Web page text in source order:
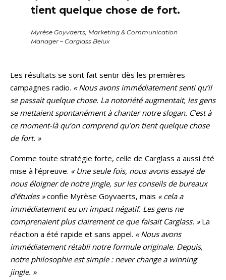
tient quelque chose de fort.
Myrèse Goyvaerts, Marketing & Communication
Manager – Carglass Belux
Les résultats se sont fait sentir dès les premières
campagnes radio. « Nous avons immédiatement senti qu’il
se passait quelque chose. La notoriété augmentait, les gens
se mettaient spontanément à chanter notre slogan. C’est à
ce moment-là qu’on comprend qu’on tient quelque chose
de fort. »
Comme toute stratégie forte, celle de Carglass a aussi été
mise à l’épreuve. « Une seule fois, nous avons essayé de
nous éloigner de notre jingle, sur les conseils de bureaux
d’études »confie Myrèse Goyvaerts, mais « cela a
immédiatement eu un impact négatif. Les gens ne
comprenaient plus clairement ce que faisait Carglass. »La
réaction a été rapide et sans appel. « Nous avons
immédiatement rétabli notre formule originale. Depuis,
notre philosophie est simple : never change a winning
jingle. »